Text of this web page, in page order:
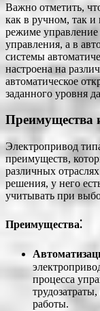
Важно отметить,
как в ручном, так
режиме управление
управления, а в
системы
настроена на
автоматическое
заданного уровня
Преимущества
Электропривод
преимуществ,
различных
решения, у него
учитывать при
Преимущества⁚
процесса
работы.